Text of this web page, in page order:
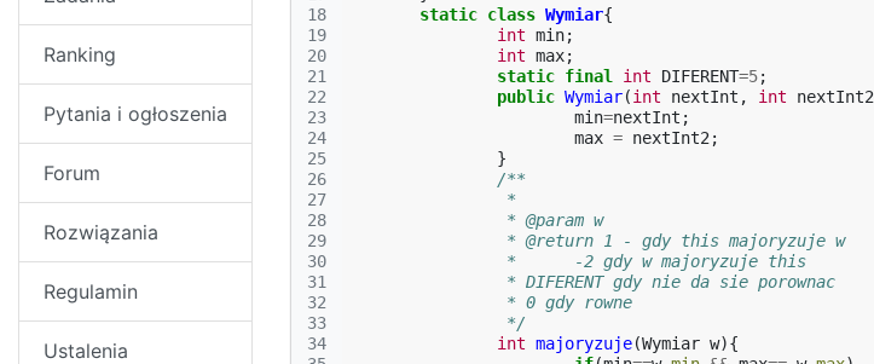
Ranking
Pytania i ogłoszenia
Forum
Rozwiązania
Regulamin
Ustalenia
18
19
20
21
22
23
24
25
26
27
28
29
30
31
32
33
34
static class Wymiar{
int min;
int max;
static final int DIFERENT=5;
public Wymiar(int nextInt , int nextInt2
min=nextInt ;
max = nextInt2 ;
}
/**
		 *
		 * @param w
		 * @return 1 - gdy this majoryzuje w
		 * 	-2 gdy w majoryzuje this
		 * DIFERENT gdy nie da sie porownac
		 * 0 gdy rowne
		 */
int majoryzuje(Wymiar w){